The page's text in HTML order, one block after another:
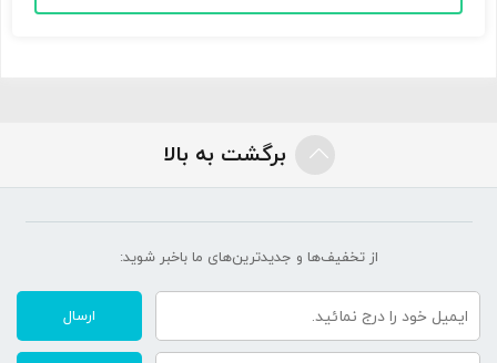
برگشت به بالا
از تخفیف‌ها و جدیدترین‌های ما‌ باخبر شوید:
ارسال